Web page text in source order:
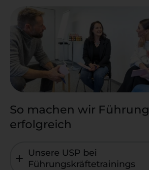
So machen wir Führung
erfolgreich
Unsere USP bei
Führungskräftetrainings